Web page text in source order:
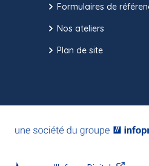
Formulaires de
Nos ateliers
Plan de site